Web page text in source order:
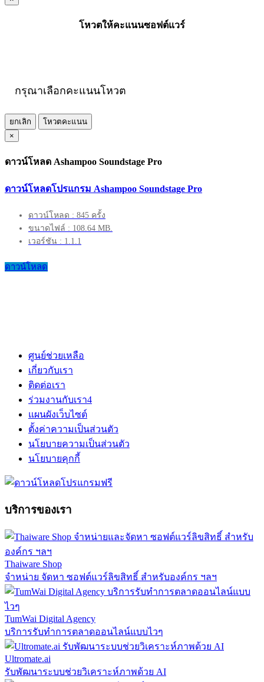
โหวตให้คะแนนซอฟต์แวร์
กรุณาเลือกคะแนนโหวต
ยกเลิก
โหวตคะแนน
×
ดาวน์โหลด Ashampoo Soundstage Pro
ดาวน์โหลดโปรแกรม Ashampoo Soundstage Pro
ดาวน์โหลด : 845 ครั้ง
ขนาดไฟล์ : 108.64 MB.
เวอร์ชัน : 1.1.1
ดาวน์โหลด
ศูนย์ช่วยเหลือ
เกี่ยวกับเรา
ติดต่อเรา
ร่วมงานกับเรา4
แผนผังเว็บไซต์
ตั้งค่าความเป็นส่วนตัว
นโยบายความเป็นส่วนตัว
นโยบายคุกกี้
บริการของเรา
Thaiware Shop
จำหน่าย จัดหา ซอฟต์แวร์ลิขสิทธิ์ สำหรับองค์กร ฯลฯ
TumWai Digital Agency
บริการรับทำการตลาดออนไลน์แบบไวๆ
Ultromate.ai
รับพัฒนาระบบช่วยวิเคราะห์ภาพด้วย AI